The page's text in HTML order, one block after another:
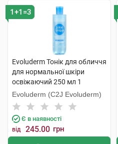
1+1=3
Evoluderm Тонік для обличчя
для нормальної шкіри
освіжаючий 250 мл 1
флакон
Evoluderm (C2J Evoluderm)
Є в наявності
від 245.00 грн